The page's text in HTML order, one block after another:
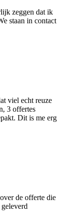
zeggen dat ik
staan in contact
viel echt reuze
3 offertes
Dit is me erg
de offerte die